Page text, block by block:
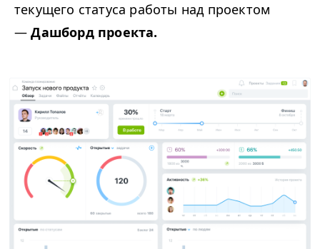
текущего статуса работы над проектом
—Дашборд проекта.